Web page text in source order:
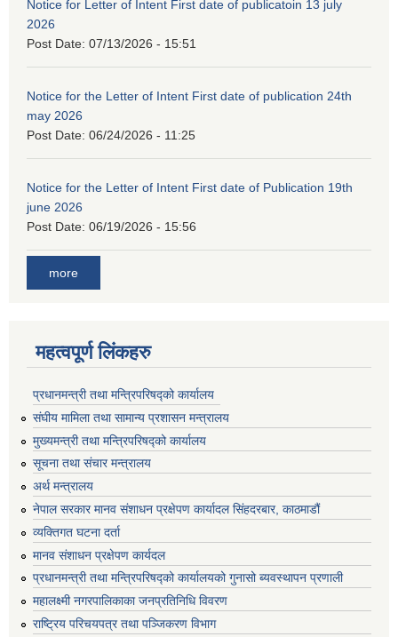
Notice for Letter of Intent First date of publicatoin 13 july
2026
Post Date: 07/13/2026 - 15:51
Notice for the Letter of Intent First date of publication 24th
may 2026
Post Date: 06/24/2026 - 11:25
Notice for the Letter of Intent First date of Publication 19th
june 2026
Post Date: 06/19/2026 - 15:56
more
महत्वपूर्ण लिंकहरु
प्रधानमन्त्री तथा मन्त्रिपरिषद्को कार्यालय
संघीय मामिला तथा सामान्य प्रशासन मन्त्रालय
मुख्यमन्त्री तथा मन्त्रिपरिषद्को कार्यालय
सूचना तथा संचार मन्त्रालय
अर्थ मन्त्रालय
नेपाल सरकार मानव संशाधन प्रक्षेपण कार्यादल सिंहदरबार, काठमाडौं
व्यक्तिगत घटना दर्ता
मानव संशाधन प्रक्षेपण कार्यदल
प्रधानमन्त्री तथा मन्त्रिपरिषद्को कार्यालयको गुनासो ब्यवस्थापन प्रणाली
महालक्ष्मी नगरपालिकाका जनप्रतिनिधि विवरण
राष्ट्रिय परिचयपत्र तथा पञ्जिकरण विभाग